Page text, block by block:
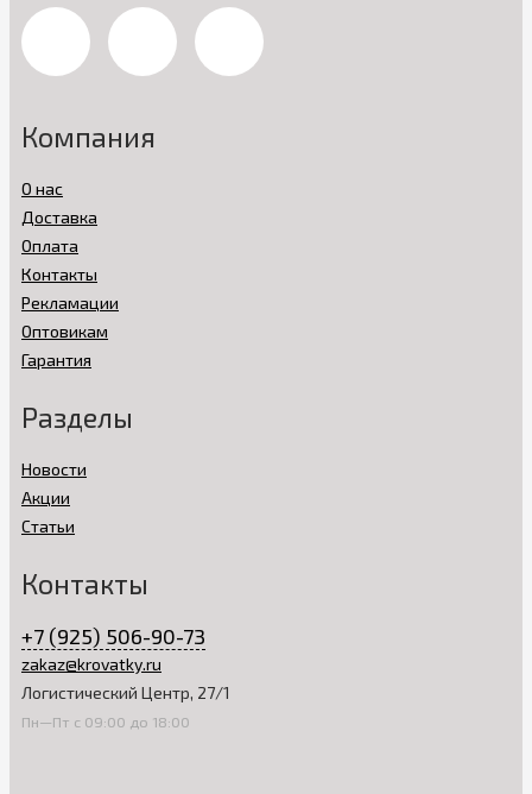
Компания
О нас
Доставка
Оплата
Контакты
Рекламации
Оптовикам
Гарантия
Разделы
Новости
Акции
Статьи
Контакты
+7 (925) 506-90-73
zakaz@krovatky.ru
Логистический Центр, 27/1
Пн—Пт с 09:00 до 18:00